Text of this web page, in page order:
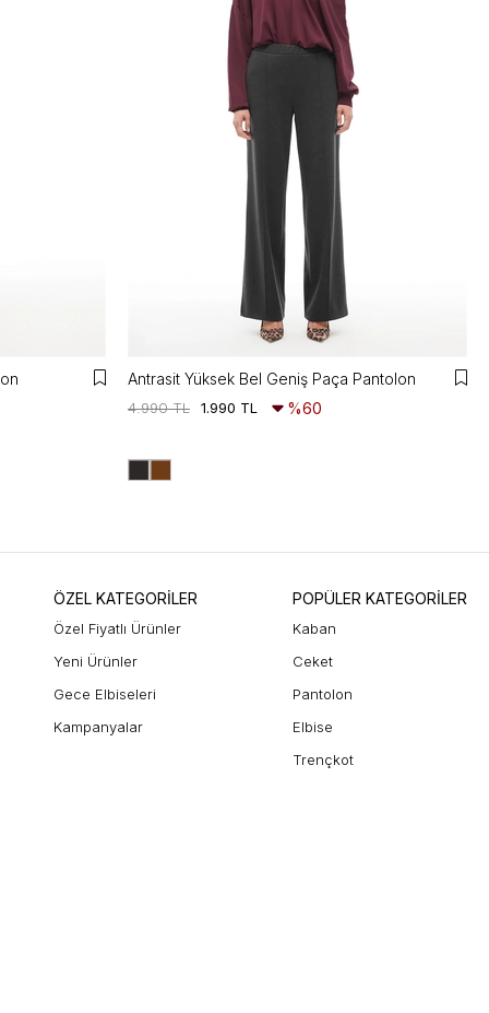
Antrasit Yüksek Bel Geniş Paça Pantolon
1.990 TL
4.990 TL %60
ÖZEL KATEGORİLER
Özel Fiyatlı Ürünler
Yeni Ürünler
Gece Elbiseleri
Kampanyalar
POPÜLER KATEGORİLER
Kaban
Ceket
Pantolon
Elbise
Trençkot